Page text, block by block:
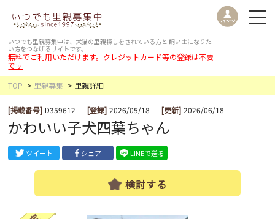
いつでも里親募集中は、犬猫の里親探しをされている方と 飼い主になりた
い方をつなげるサイトです。
無料でご利用いただけます。クレジットカード等の登録は不要
です
TOP
里親募集 里親詳細
[掲載番号] D359612 [登録] 2026/05/18 [更新] 2026/06/18
かわいい子犬四葉ちゃん
ツイート シェア LINEで送る
検討する